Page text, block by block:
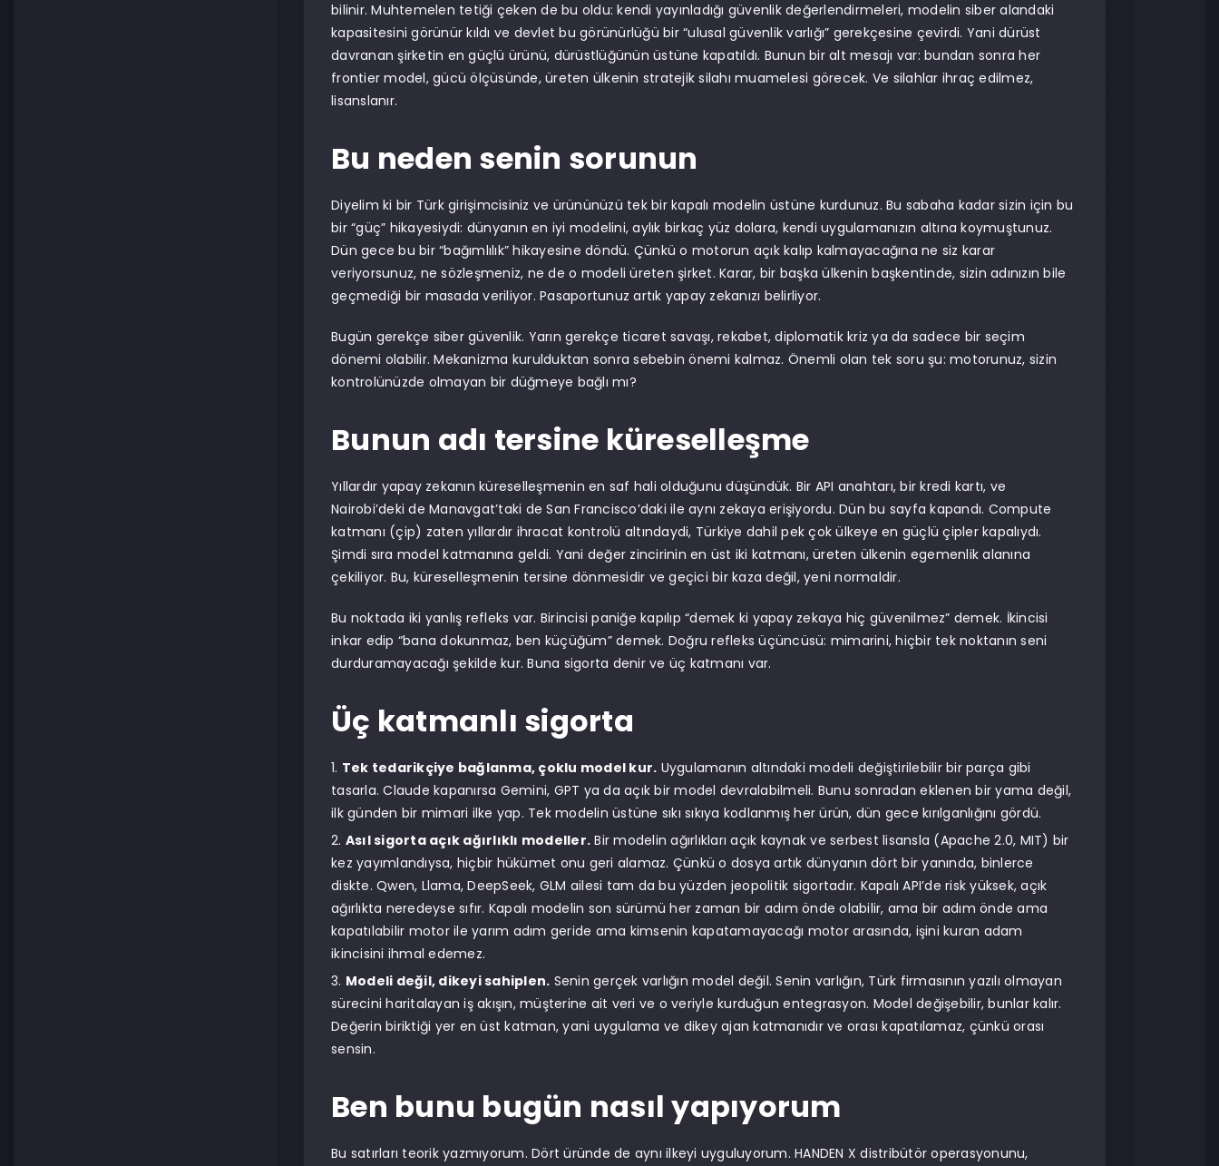
bilinir. Muhtemelen tetiği çeken de bu oldu: kendi yayınladığı güvenlik değerlendirmeleri, modelin siber alandaki
kapasitesini görünür kıldı ve devlet bu görünürlüğü bir “ulusal güvenlik varlığı” gerekçesine çevirdi. Yani dürüst
davranan şirketin en güçlü ürünü, dürüstlüğünün üstüne kapatıldı. Bunun bir alt mesajı var: bundan sonra her
frontier model, gücü ölçüsünde, üreten ülkenin stratejik silahı muamelesi görecek. Ve silahlar ihraç edilmez,
lisanslanır.
Bu neden senin sorunun
Diyelim ki bir Türk girişimcisiniz ve ürününüzü tek bir kapalı modelin üstüne kurdunuz. Bu sabaha kadar sizin için bu
bir “güç” hikayesiydi: dünyanın en iyi modelini, aylık birkaç yüz dolara, kendi uygulamanızın altına koymuştunuz.
Dün gece bu bir “bağımlılık” hikayesine döndü. Çünkü o motorun açık kalıp kalmayacağına ne siz karar
veriyorsunuz, ne sözleşmeniz, ne de o modeli üreten şirket. Karar, bir başka ülkenin başkentinde, sizin adınızın bile
geçmediği bir masada veriliyor. Pasaportunuz artık yapay zekanızı belirliyor.
Bugün gerekçe siber güvenlik. Yarın gerekçe ticaret savaşı, rekabet, diplomatik kriz ya da sadece bir seçim
dönemi olabilir. Mekanizma kurulduktan sonra sebebin önemi kalmaz. Önemli olan tek soru şu: motorunuz, sizin
kontrolünüzde olmayan bir düğmeye bağlı mı?
Bunun adı tersine küreselleşme
Yıllardır yapay zekanın küreselleşmenin en saf hali olduğunu düşündük. Bir API anahtarı, bir kredi kartı, ve
Nairobi’deki de Manavgat’taki de San Francisco’daki ile aynı zekaya erişiyordu. Dün bu sayfa kapandı. Compute
katmanı (çip) zaten yıllardır ihracat kontrolü altındaydi, Türkiye dahil pek çok ülkeye en güçlü çipler kapalıydı.
Şimdi sıra model katmanına geldi. Yani değer zincirinin en üst iki katmanı, üreten ülkenin egemenlik alanına
çekiliyor. Bu, küreselleşmenin tersine dönmesidir ve geçici bir kaza değil, yeni normaldir.
Bu noktada iki yanlış refleks var. Birincisi paniğe kapılıp “demek ki yapay zekaya hiç güvenilmez” demek. İkincisi
inkar edip “bana dokunmaz, ben küçüğüm” demek. Doğru refleks üçüncüsü: mimarini, hiçbir tek noktanın seni
durduramayacağı şekilde kur. Buna sigorta denir ve üç katmanı var.
Üç katmanlı sigorta
Tek tedarikçiye bağlanma, çoklu model kur. Uygulamanın altındaki modeli değiştirilebilir bir parça gibi
tasarla. Claude kapanırsa Gemini, GPT ya da açık bir model devralabilmeli. Bunu sonradan eklenen bir yama değil,
ilk günden bir mimari ilke yap. Tek modelin üstüne sıkı sıkıya kodlanmış her ürün, dün gece kırılganlığını gördü.
Asıl sigorta açık ağırlıklı modeller. Bir modelin ağırlıkları açık kaynak ve serbest lisansla (Apache 2.0, MIT) bir
kez yayımlandıysa, hiçbir hükümet onu geri alamaz. Çünkü o dosya artık dünyanın dört bir yanında, binlerce
diskte. Qwen, Llama, DeepSeek, GLM ailesi tam da bu yüzden jeopolitik sigortadır. Kapalı API’de risk yüksek, açık
ağırlıkta neredeyse sıfır. Kapalı modelin son sürümü her zaman bir adım önde olabilir, ama bir adım önde ama
kapatılabilir motor ile yarım adım geride ama kimsenin kapatamayacağı motor arasında, işini kuran adam
ikincisini ihmal edemez.
Modeli değil, dikeyi sahiplen. Senin gerçek varlığın model değil. Senin varlığın, Türk firmasının yazılı olmayan
sürecini haritalayan iş akışın, müşterine ait veri ve o veriyle kurduğun entegrasyon. Model değişebilir, bunlar kalır.
Değerin biriktiği yer en üst katman, yani uygulama ve dikey ajan katmanıdır ve orası kapatılamaz, çünkü orası
sensin.
Ben bunu bugün nasıl yapıyorum
Bu satırları teorik yazmıyorum. Dört üründe de aynı ilkeyi uyguluyorum. HANDEN X distribütör operasyonunu,